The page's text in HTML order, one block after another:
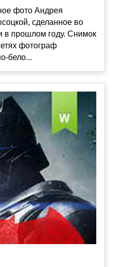
фото Андрея
сделанное во
в прошлом году. Снимок
фотограф
бело...